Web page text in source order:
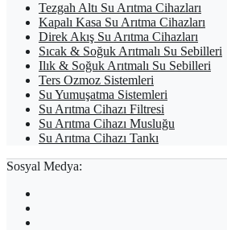
Tezgah Altı Su Arıtma Cihazları
Kapalı Kasa Su Arıtma Cihazları
Direk Akış Su Arıtma Cihazları
Sıcak & Soğuk Arıtmalı Su Sebilleri
Ilık & Soğuk Arıtmalı Su Sebilleri
Ters Ozmoz Sistemleri
Su Yumuşatma Sistemleri
Su Arıtma Cihazı Filtresi
Su Arıtma Cihazı Musluğu
Su Arıtma Cihazı Tankı
Sosyal Medya: